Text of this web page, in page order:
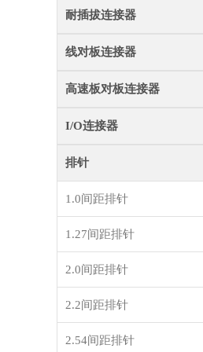
耐插拔连接器
线对板连接器
高速板对板连接器
I/O连接器
排针
1.0间距排针
1.27间距排针
2.0间距排针
2.2间距排针
2.54间距排针